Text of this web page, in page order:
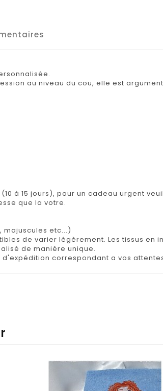
au niveau du cou, elle est
à 15 jours), pour un cadeau urgent
que la votre.
etc...)
de varier légèrement. Les tissus
de manière unique.
correspondant a vos